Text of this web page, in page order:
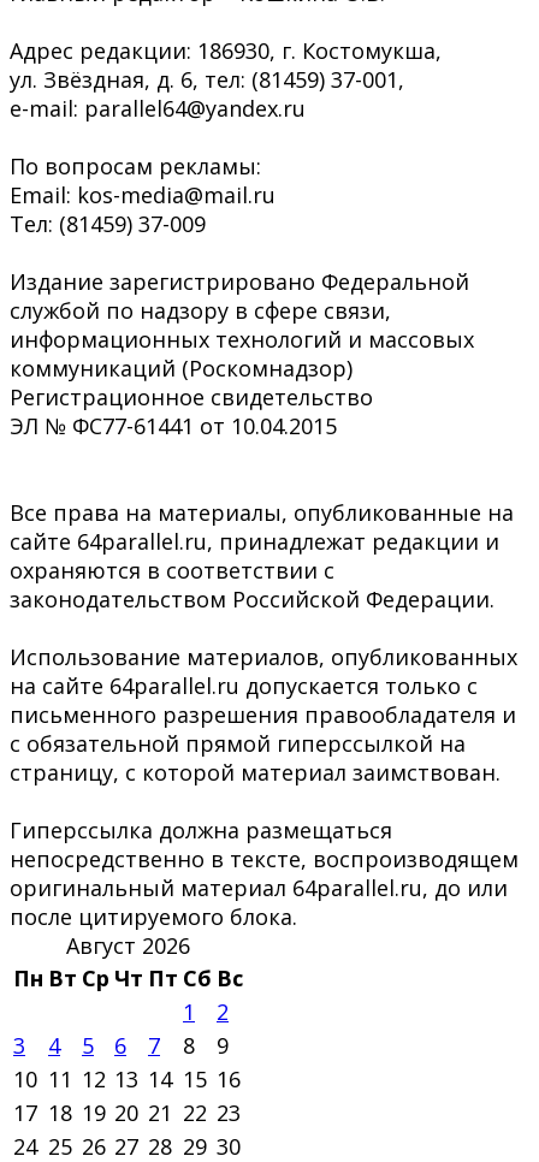
Адрес редакции: 186930, г. Костомукша,
ул. Звёздная, д. 6, тел: (81459) 37-001,
e-mail: parallel64@yandex.ru
По вопросам рекламы:
Email: kos-media@mail.ru
Тел: (81459) 37-009
Издание зарегистрировано Федеральной
службой по надзору в сфере связи,
информационных технологий и массовых
коммуникаций (Роскомнадзор)
Регистрационное свидетельство
ЭЛ № ФС77-61441 от 10.04.2015
Все права на материалы, опубликованные на
сайте 64parallel.ru, принадлежат редакции и
охраняются в соответствии с
законодательством Российской Федерации.
Использование материалов, опубликованных
на сайте 64parallel.ru допускается только с
письменного разрешения правообладателя и
с обязательной прямой гиперссылкой на
страницу, с которой материал заимствован.
Гиперссылка должна размещаться
непосредственно в тексте, воспроизводящем
оригинальный материал 64parallel.ru, до или
после цитируемого блока.
Август 2026
Пн Вт Ср Чт Пт Сб Вс
1
2
3
4 5 6 7 8
9
10 11 12 13 14 15 16
17 18 19 20 21 22 23
24 25 26 27 28 29 30